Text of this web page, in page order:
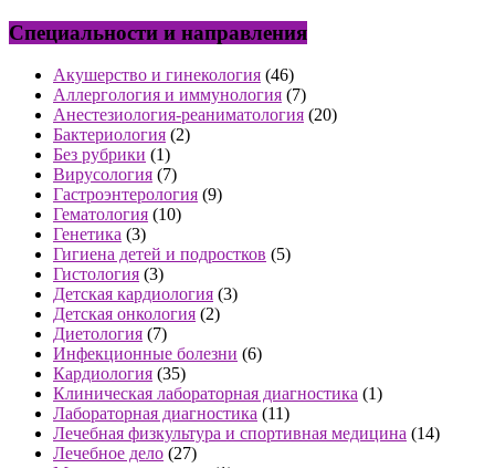
Специальности и направления
Акушерство и гинекология (46)
Аллергология и иммунология (7)
Анестезиология-реаниматология (20)
Бактериология (2)
Без рубрики (1)
Вирусология (7)
Гастроэнтерология (9)
Гематология (10)
Генетика (3)
Гигиена детей и подростков (5)
Гистология (3)
Детская кардиология (3)
Детская онкология (2)
Диетология (7)
Инфекционные болезни (6)
Кардиология (35)
Клиническая лабораторная диагностика (1)
Лабораторная диагностика (11)
Лечебная физкультура и спортивная медицина (14)
Лечебное дело (27)